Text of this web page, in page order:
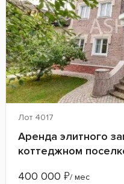
Лот 4017
Аренда элитного
коттеджном
400 000 ₽/ мес